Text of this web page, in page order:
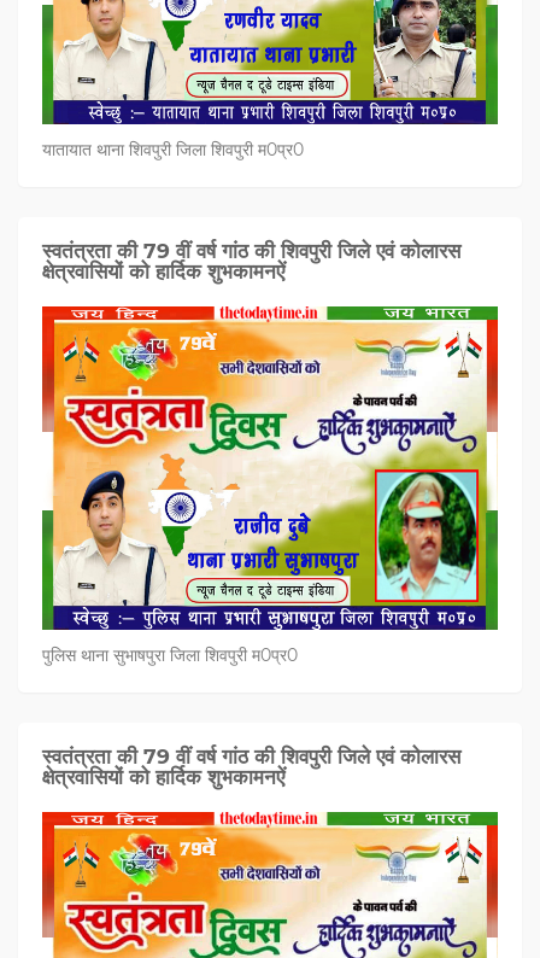
यातायात थाना शिवपुरी जिला शिवपुरी म0प्र0
स्वतंत्रता की 79 वीं वर्ष गांठ की शिवपुरी जिले एवं कोलारस
क्षेत्रवासियों को हार्दिक शुभकामनऐं
पुलिस थाना सुभाषपुरा जिला शिवपुरी म0प्र0
स्वतंत्रता की 79 वीं वर्ष गांठ की शिवपुरी जिले एवं कोलारस
क्षेत्रवासियों को हार्दिक शुभकामनऐं